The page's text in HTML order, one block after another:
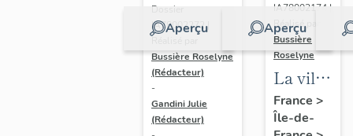
Aperçu
Dossier
IA78002272 |
Bussière Roselyne
(Rédacteur)
-
Gandini Julie
(Rédacteur)
Aperçu
IA78002174 |
Réalisé par
Bussière
Roselyne
La ville
de
Mantes-
France >
Île-de-